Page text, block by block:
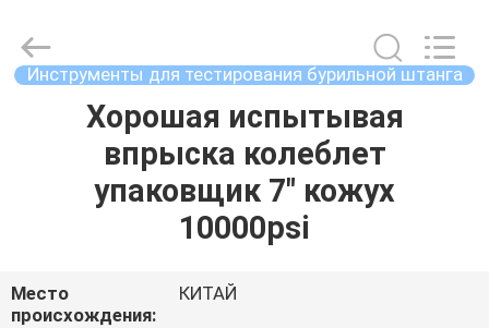
ПРОДУКТЫ
НАС
Co.,Ltd,.
RightsИнструменты для тестирования бурильной штанга
Хорошая испытывая
впрыска колеблет
упаковщик 7" кожух
10000psi
Место
происхождения:
КИТАЙ